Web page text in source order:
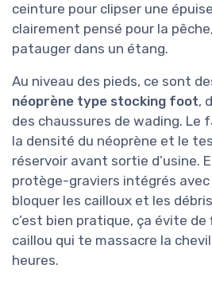
ceinture pour clipser une
clairement pensé pour la
patauger dans un étang.
Au niveau des pieds, ce sont
néoprène type stocking foot,
des chaussures de wading. Le
la densité du néoprène et le
réservoir avant sortie d’usine.
protège-graviers intégrés
bloquer les cailloux et les
c’est bien pratique, ça évite
caillou qui te massacre la
heures.